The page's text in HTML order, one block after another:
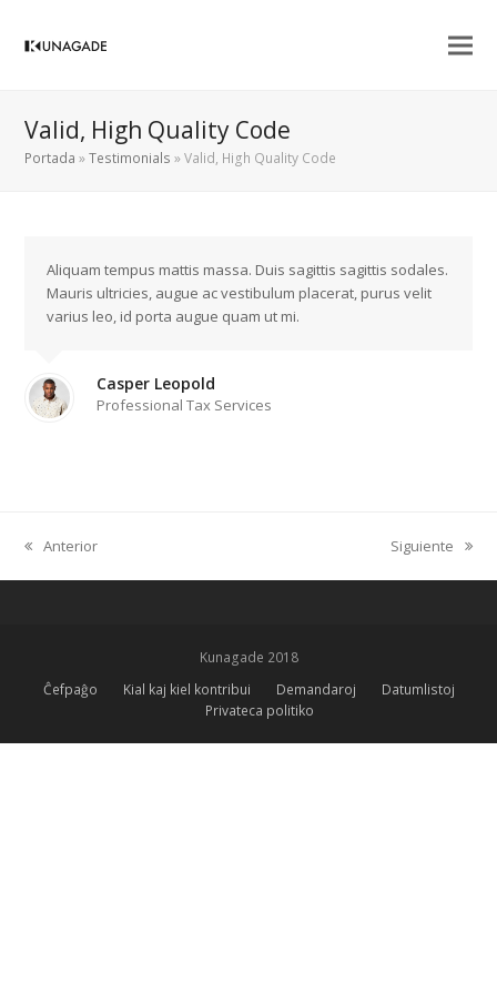
Valid, High Quality Code
Portada »Testimonials »Valid, High Quality Code
Aliquam tempus mattis massa. Duis sagittis sagittis sodales.
Mauris ultricies, augue ac vestibulum placerat, purus velit
varius leo, id porta augue quam ut mi.
Casper Leopold
Professional Tax Services
previous
post:
Anterior
next
post:
Siguiente
Kunagade 2018
Ĉefpaĝo
Kial kaj kiel kontribui Demandaroj
Datumlistoj
Privateca politiko